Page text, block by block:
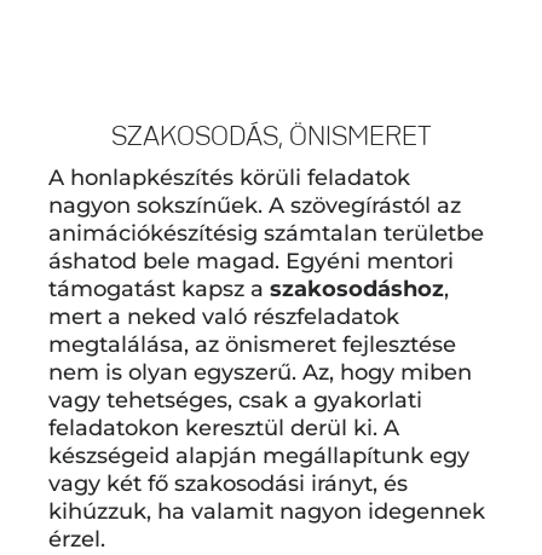
SZAKOSODÁS, ÖNISMERET
A honlapkészítés körüli feladatok
nagyon sokszínűek. A szövegírástól az
animációkészítésig számtalan területbe
áshatod bele magad. Egyéni mentori
támogatást kapsz a szakosodáshoz,
mert a neked való részfeladatok
megtalálása, az önismeret fejlesztése
nem is olyan egyszerű. Az, hogy miben
vagy tehetséges, csak a gyakorlati
feladatokon keresztül derül ki. A
készségeid alapján megállapítunk egy
vagy két fő szakosodási irányt, és
kihúzzuk, ha valamit nagyon idegennek
érzel.